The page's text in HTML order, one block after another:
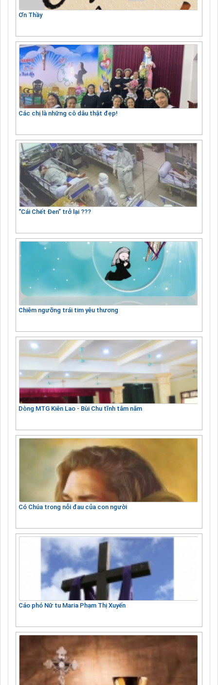
Ơn Thầy
Các chị là những cô dâu thật đẹp!
“Cái Chết Đen” trở lại ???
Chiêm ngưỡng trái tim yêu thương
Dòng MTG Kiên Lao - Bùi Chu tĩnh tâm năm
Có Chúa trong nỗi đau của con người
Cáo phó Nữ tu Maria Phạm Thị Xuyến